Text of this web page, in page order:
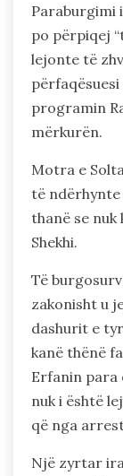
Paraburgimi
po përpiqej
lejonte të
përfaqësuesi
programin
mërkurën.
Motra e
të
thanë se
Shekhi.
Të
zakonisht u
dashurit e
kanë thënë
Erfanin para
nuk i është
që nga
Një zyrtar